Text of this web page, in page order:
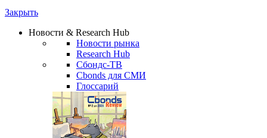
Watchlist
Сбондс Люди
Новости & Research Hub
Новости рынка
Research Hub
Сбондс-ТВ
Cbonds для СМИ
Глоссарий